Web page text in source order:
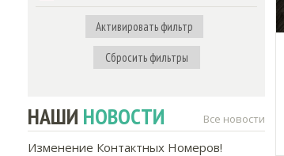
Активировать фильтр
Сбросить фильтры
НАШИ НОВОСТИ Все новости
Изменение Контактных Номеров!